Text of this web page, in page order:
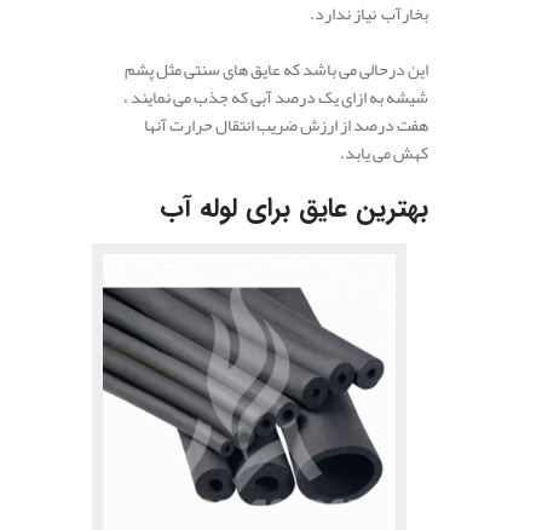
بخارآب نیاز ندارد.
این درحالی می باشد که عایق های سنتی مثل پشم
شیشه به ازای یک درصد آبی که جذب می نمایند ،
هفت درصد از ارزش ضریب انتقال حرارت آنها
کهش می یابد.
بهترین عایق برای لوله آب